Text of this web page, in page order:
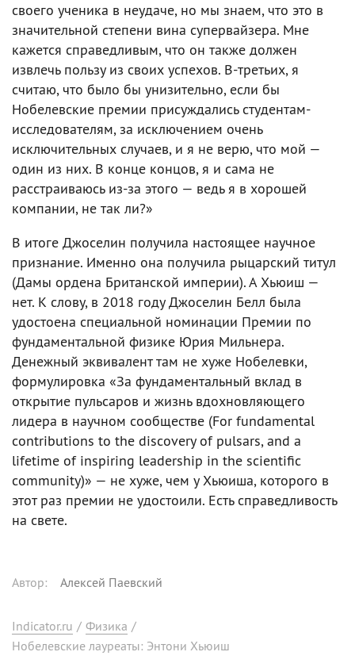
своего ученика в неудаче, но мы знаем, что это в
значительной степени вина супервайзера. Мне
кажется справедливым, что он также должен
извлечь пользу из своих успехов. В-третьих, я
считаю, что было бы унизительно, если бы
Нобелевские премии присуждались студентам-
исследователям, за исключением очень
исключительных случаев, и я не верю, что мой —
один из них. В конце концов, я и сама не
расстраиваюсь из-за этого — ведь я в хорошей
компании, не так ли?»
В итоге Джоселин получила настоящее научное
признание. Именно она получила рыцарский титул
(Дамы ордена Британской империи). А Хьюиш —
нет. К слову, в 2018 году Джоселин Белл была
удостоена специальной номинации Премии по
фундаментальной физике Юрия Мильнера.
Денежный эквивалент там не хуже Нобелевки,
формулировка «За фундаментальный вклад в
открытие пульсаров и жизнь вдохновляющего
лидера в научном сообществе (For fundamental
contributions to the discovery of pulsars, and a
lifetime of inspiring leadership in the scientific
community)» — не хуже, чем у Хьюиша, которого в
этот раз премии не удостоили. Есть справедливость
на свете.
Автор: Алексей Паевский
Indicator.ru / Физика /
Нобелевские лауреаты: Энтони Хьюиш